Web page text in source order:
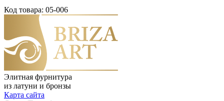
Код товара: 05-006
Элитная фурнитура
из латуни и бронзы
Карта сайта